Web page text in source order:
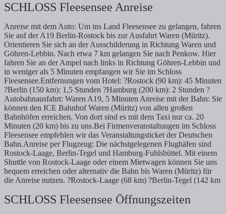
SCHLOSS Fleesensee Anreise
Anreise mit dem Auto: Um ins Land Fleesensee zu gelangen, fahren
Sie auf der A19 Berlin-Rostock bis zur Ausfahrt Waren (Müritz).
Orientieren Sie sich an der Ausschilderung in Richtung Waren und
Göhren-Lebbin. Nach etwa 7 km gelangen Sie nach Penkow. Hier
fahren Sie an der Ampel nach links in Richtung Göhren-Lebbin und
in weniger als 5 Minuten empfangen wir Sie im Schloss
Fleesensee.Entfernungen vom Hotel: ?Rostock (90 km): 45 Minuten
?Berlin (150 km): 1,5 Stunden ?Hamburg (200 km): 2 Stunden ?
Autobahnausfahrt: Waren A19, 5 Minuten Anreise mit der Bahn: Sie
können den ICE Bahnhof Waren (Müritz) von allen großen
Bahnhöfen erreichen. Von dort sind es mit dem Taxi nur ca. 20
Minuten (20 km) bis zu uns.Bei Firmenveranstaltungen im Schloss
Fleesensee empfehlen wir das Veranstaltungsticket der Deutschen
Bahn.Anreise per Flugzeug: Die nächstgelegenen Flughäfen sind
Rostock-Laage, Berlin-Tegel und Hamburg-Fuhlsbüttel. Mit einem
Shuttle von Rostock-Laage oder einem Mietwagen können Sie uns
bequem erreichen oder alternativ die Bahn bis Waren (Müritz) für
die Anreise nutzen. ?Rostock-Laage (68 km) ?Berlin-Tegel (142 km
SCHLOSS Fleesensee Öffnungszeiten